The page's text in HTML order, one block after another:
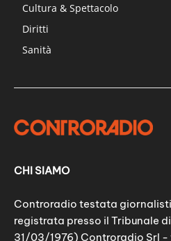
Cultura & Spettacolo
Diritti
Sanità
CHI SIAMO
Controradio testata
registrata presso il Tribunale
31/03/1976) Controradio Srl -